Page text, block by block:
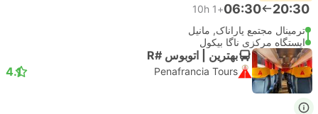
20:30
06:30
+1
10h
ترمینال مجتمع پاراناک, مانیل
ایستگاه مرکزی ناگا بیکول
بهترین | اتوبوس #R
Penafrancia Tours
4.1